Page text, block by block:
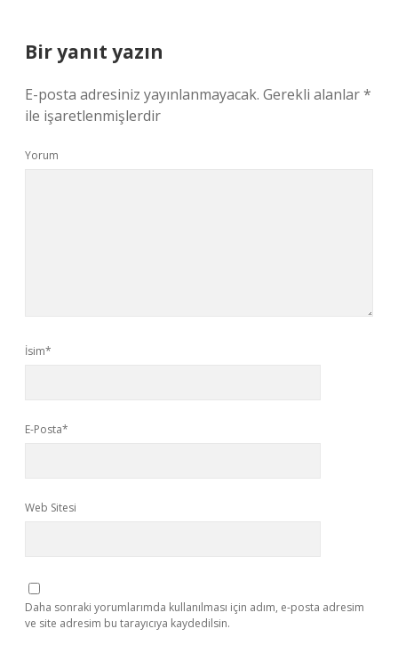
Bir yanıt yazın
E-posta adresiniz yayınlanmayacak. Gerekli alanlar*
ile işaretlenmişlerdir
Yorum
İsim*
E-Posta*
Web Sitesi
Daha sonraki yorumlarımda kullanılması için adım, e-posta adresim
ve site adresim bu tarayıcıya kaydedilsin.